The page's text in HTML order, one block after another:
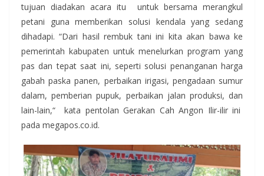
tujuan diadakan acara itu untuk bersama merangkul
petani guna memberikan solusi kendala yang sedang
dihadapi. “Dari hasil rembuk tani ini kita akan bawa ke
pemerintah kabupaten untuk menelurkan program yang
pas dan tepat saat ini, seperti solusi penanganan harga
gabah paska panen, perbaikan irigasi, pengadaan sumur
dalam, pemberian pupuk, perbaikan jalan produksi, dan
lain-lain,“ kata pentolan Gerakan Cah Angon Ilir-ilir ini
pada megapos.co.id.